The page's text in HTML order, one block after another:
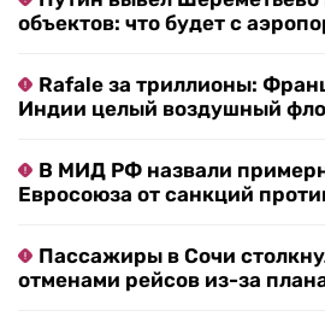
объектов: что будет с
Rafale за триллионы:
Индии целый воздушный
В МИД РФ назвали
Евросоюза от санкций
Пассажиры в Сочи
отменами рейсов из-за